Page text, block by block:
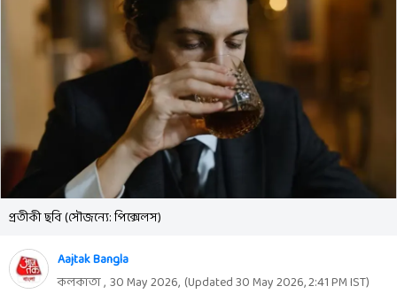
প্রতীকী ছবি (সৌজন্যে: পিক্সেলস)
Aajtak Bangla
কলকাতা , 30 May 2026, (Updated30 May 2026, 2:41 PMIST)